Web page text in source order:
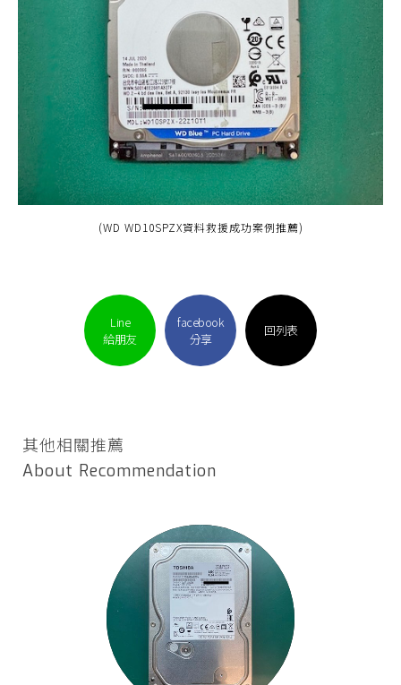
(WD WD10SPZX資料救援成功案例推薦)
Line
給朋友
facebook
分享
回列表
其他相關推薦
About Recommendation